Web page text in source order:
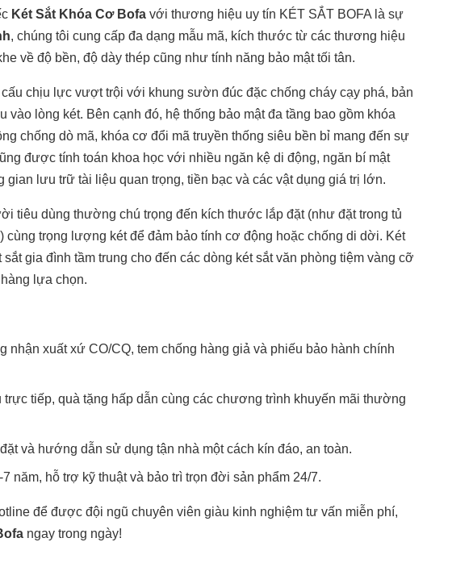
Két Sắt Khóa Cơ Bofa với thương hiệu uy tín KÉT SẮT BOFA là sự
, chúng tôi cung cấp đa dạng mẫu mã, kích thước từ các thương hiệu
về độ bền, độ dày thép cũng như tính năng bảo mật tối tân.
chịu lực vượt trội với khung sườn đúc đặc chống cháy cạy phá, bản
vào lòng két. Bên cạnh đó, hệ thống bảo mật đa tầng bao gồm khóa
chống dò mã, khóa cơ đổi mã truyền thống siêu bền bỉ mang đến sự
được tính toán khoa học với nhiều ngăn kệ di động, ngăn bí mật
lưu trữ tài liệu quan trọng, tiền bạc và các vật dụng giá trị lớn.
tiêu dùng thường chú trọng đến kích thước lắp đặt (như đặt trong tủ
trọng lượng két để đảm bảo tính cơ động hoặc chống di dời. Két
gia đình tầm trung cho đến các dòng két sắt văn phòng tiệm vàng cỡ
lựa chọn.
nhận xuất xứ CO/CQ, tem chống hàng giả và phiếu bảo hành chính
trực tiếp, quà tặng hấp dẫn cùng các chương trình khuyến mãi thường
và hướng dẫn sử dụng tận nhà một cách kín đáo, an toàn.
năm, hỗ trợ kỹ thuật và bảo trì trọn đời sản phẩm 24/7.
để được đội ngũ chuyên viên giàu kinh nghiệm tư vấn miễn phí,
ngay trong ngày!